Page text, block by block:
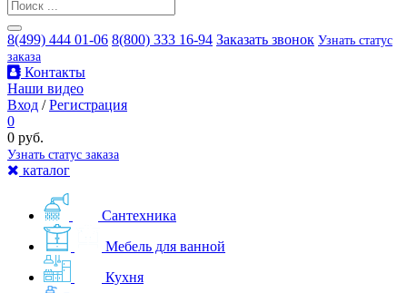
8(499) 444 01-06 8(800) 333 16-94 Заказать звонок Узнать статус
заказа
Контакты
Наши видео
Вход /Регистрация
0
0 руб.
Узнать статус заказа
каталог
Сантехника
Мебель для ванной
Кухня